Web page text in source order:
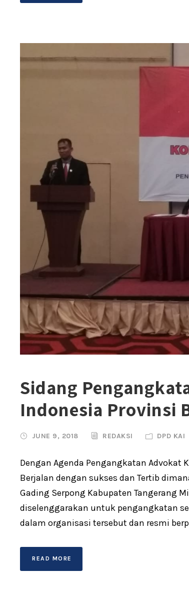
Sidang
Indonesia Provinsi
JUNE 9, 2018 REDAKSI DPD KAI
Dengan Agenda Pengangkatan Advokat
Berjalan dengan sukses dan Tertib
Gading Serpong Kabupaten Tangerang
diselenggarakan untuk pengangkatan
dalam organisasi tersebut dan resmi
READ MORE